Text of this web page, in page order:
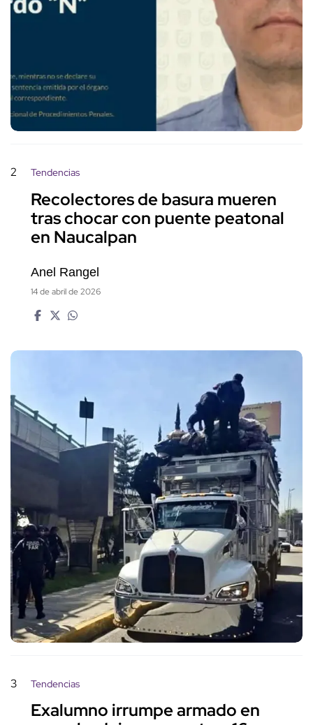
2 Tendencias
Recolectores de basura mueren
tras chocar con puente peatonal
en Naucalpan
Anel Rangel
14 de abril de 2026
3 Tendencias
Exalumno irrumpe armado en